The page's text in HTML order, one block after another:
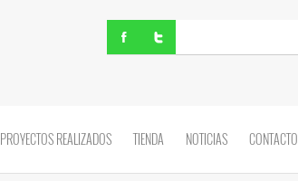
PROYECTOS REALIZADOS TIENDA NOTICIAS CONTACTO